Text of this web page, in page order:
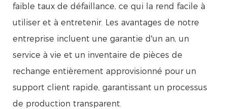
faible taux de défaillance, ce qui la rend facile à
utiliser et à entretenir. Les avantages de notre
entreprise incluent une garantie d'un an, un
service à vie et un inventaire de pièces de
rechange entièrement approvisionné pour un
support client rapide, garantissant un processus
de production transparent.